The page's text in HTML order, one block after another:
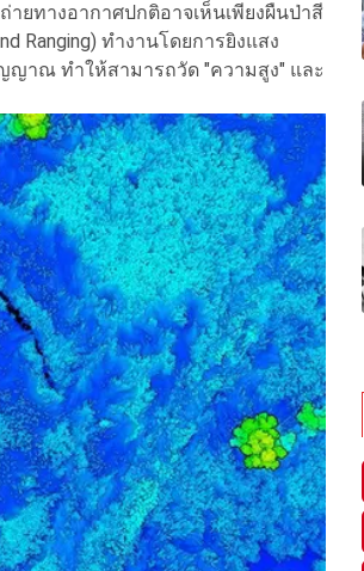
ยทางอากาศปกติอาจเห็นเพียงผืนป่าสี
Ranging) ทำงานโดยการยิงแสง
ญาณ ทำให้สามารถวัด "ความสูง" และ